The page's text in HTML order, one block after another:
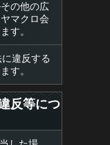
の他の広
マクロ会
す。
違反する
す。
反等につ